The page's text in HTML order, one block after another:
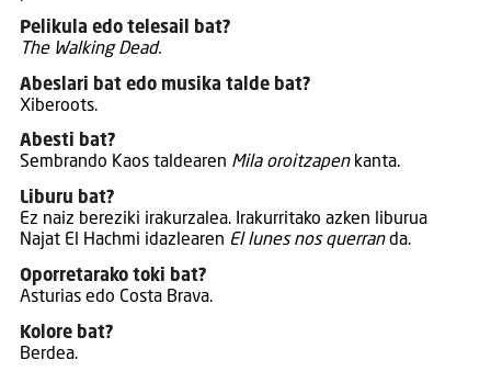
Pelikula edo telesail bat?
The Walking Dead.
Abeslari bat edo musika talde bat?
Xiberoots.
Abesti bat?
Sembrando Kaos taldearen Mila oroitzapenkanta.
Liburu bat?
Ez naiz bereziki irakurzalea. Irakurritako azken liburua
Najat El Hachmi idazlearen El lunes nos querranda.
Oporretarako toki bat?
Asturias edo Costa Brava.
Kolore bat?
Berdea.